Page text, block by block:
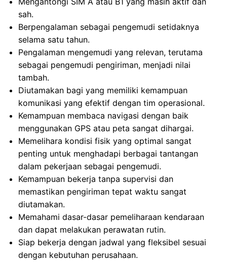
sah.
Berpengalaman sebagai pengemudi setidaknya
selama satu tahun.
Pengalaman mengemudi yang relevan, terutama
sebagai pengemudi pengiriman, menjadi nilai
tambah.
Diutamakan bagi yang memiliki kemampuan
komunikasi yang efektif dengan tim operasional.
Kemampuan membaca navigasi dengan baik
menggunakan GPS atau peta sangat dihargai.
Memelihara kondisi fisik yang optimal sangat
penting untuk menghadapi berbagai tantangan
dalam pekerjaan sebagai pengemudi.
Kemampuan bekerja tanpa supervisi dan
memastikan pengiriman tepat waktu sangat
diutamakan.
Memahami dasar-dasar pemeliharaan kendaraan
dan dapat melakukan perawatan rutin.
Siap bekerja dengan jadwal yang fleksibel sesuai
dengan kebutuhan perusahaan.